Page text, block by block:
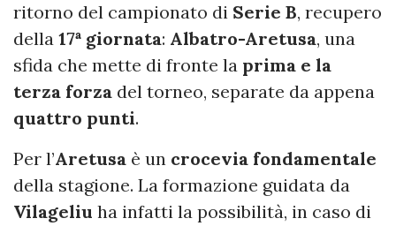
ritorno del campionato di Serie B, recupero
della 17ª giornata: Albatro-Aretusa, una
sfida che mette di fronte la prima e la
terza forza del torneo, separate da appena
quattro punti.
Per l’Aretusa è un crocevia fondamentale
della stagione. La formazione guidata da
Vilageliu ha infatti la possibilità, in caso di